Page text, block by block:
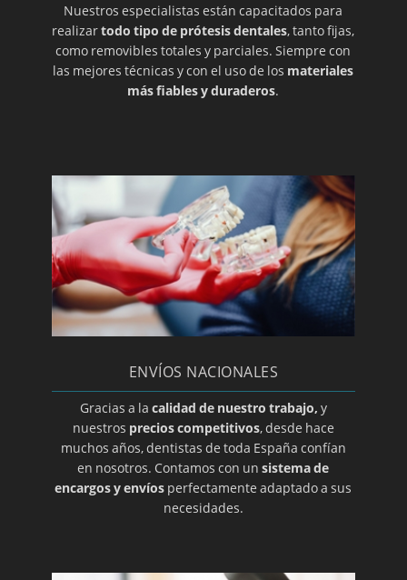
Opte por prótesis removibles
Ortodoncia de contención
Ortodoncia para adolescentes
Periodoncia
Periodontitis
Prótesis dental en A coruña
Prótesis dental en Albacete
Prótesis dental en Almería
Prótesis dental en Guadalajara
Prótesis dental en Salamanca
Prótesis dental en Zamora
Prótesis dental en Álava
Prótesis dental en Alicante
Nuestros especialistas están capacitados para
realizartodo tipo de prótesis dentales, tanto fijas,
como removibles totales y parciales. Siempre con
las mejores técnicas y con el uso de los materiales
más fiables y duraderos.
ENVÍOS NACIONALES
Gracias a la calidad de nuestro trabajo, y
nuestros precios competitivos, desde hace
muchos años, dentistas de toda España confían
en nosotros. Contamos con unsistema de
encargos y envíos perfectamente adaptado a sus
necesidades.